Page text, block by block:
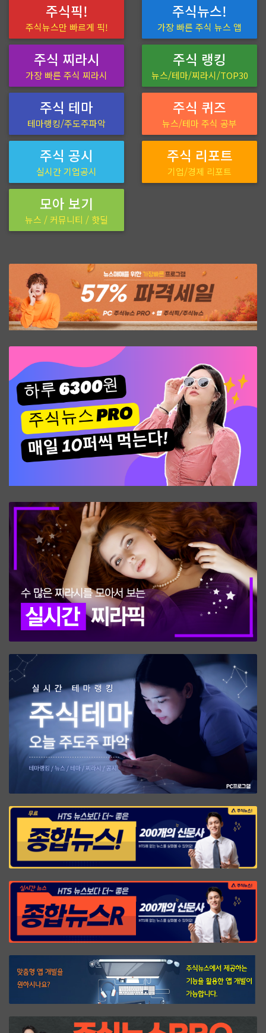
주식픽!
주식뉴스만 빠르게 픽!
주식뉴스!
가장 빠른 주식 뉴스 앱
주식 찌라시
가장 빠른 주식 찌라시
주식 랭킹
뉴스/테마/찌라시/TOP30
주식 테마
테마랭킹/주도주파악
주식 퀴즈
뉴스/테마 주식 공부
주식 공시
실시간 기업공시
주식 리포트
기업/경제 리포트
모아 보기
뉴스 / 커뮤니티 / 핫딜